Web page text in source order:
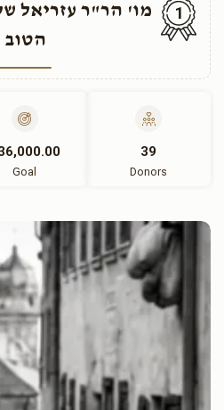
מו' הר"ר עזריאל
הטוב
1
Goal
39
Donors